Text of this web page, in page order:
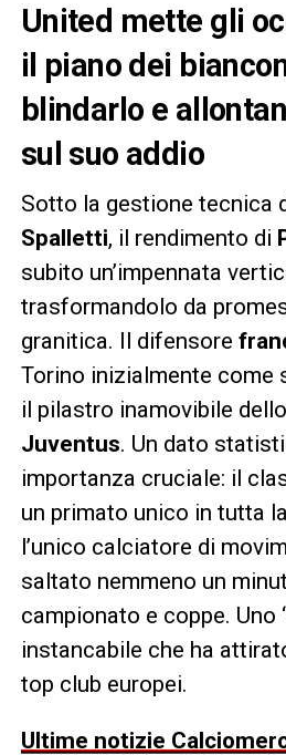
United mette gli
il piano dei
blindarlo e
sul suo addio
Sotto la gestione tecnica
Spalletti, il rendimento di
subito un’impennata
trasformandolo da
granitica. Il difensore
Torino inizialmente come
il pilastro inamovibile
Juventus. Un dato
importanza cruciale: il
un primato unico in tutta
l’unico calciatore di
saltato nemmeno un
campionato e coppe. Uno
instancabile che ha
top club europei.
Ultime notizie